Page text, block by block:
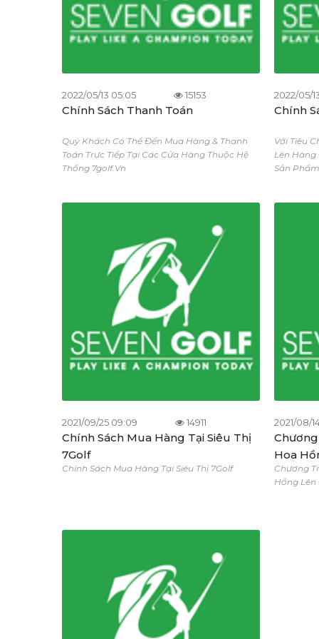
2022/05/13 05:05 15153
Chính Sách Thanh Toán
Quý Khách Có Thể Đến Mua Hàng & Thanh
Toán Trực Tiếp Tại Các Cửa Hàng Thuộc Hệ
Thống 7golf.vn
2022/05/
Chính
Với Tiêu
Lên Hàng
Sản
2021/09/25 09:09 14911
Chính Sách Mua Hàng Tại Siêu Thị
7Golf
Chính Sách Mua Hàng Tại Siêu Thị 7Golf
2021/08/
Hoa
Chương
Hồng Lên